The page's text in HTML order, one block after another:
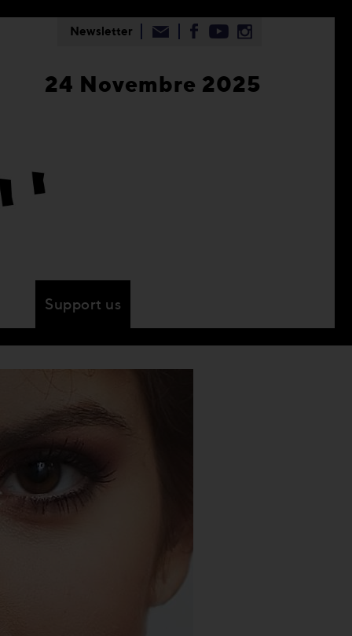
24 Novembre 2025
Newsletter
Support us